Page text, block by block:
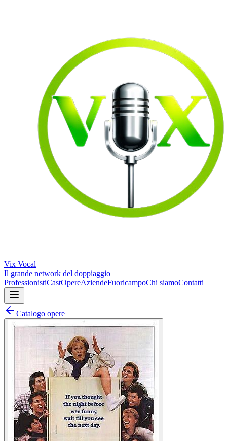
Vix Vocal
Il grande network del doppiaggio
ProfessionistiCastOpereAziendeFuoricampoChi siamoContatti
Catalogo opere